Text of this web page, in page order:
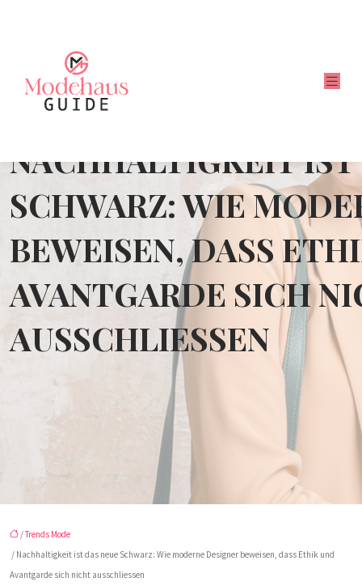
NACHHALTIGKEIT IST
SCHWARZ: WIE
BEWEISEN, DASS
AVANTGARDE SICH
AUSSCHLIESSEN
/Trends Mode
/ Nachhaltigkeit ist das neue Schwarz: Wie moderne Designer beweisen, dass Ethik und
Avantgarde sich nicht ausschliessen